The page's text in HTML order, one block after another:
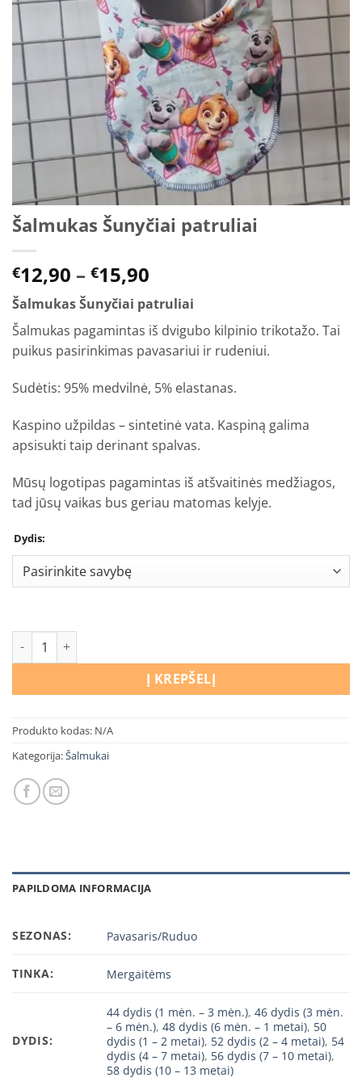
Šalmukas Šunyčiai patruliai
€12,90 – €15,90
range:
€12,90
through
€15,90
Šalmukas Šunyčiai patruliai
Šalmukas pagamintas iš dvigubo kilpinio trikotažo. Tai
puikus pasirinkimas pavasariui ir rudeniui.
Sudėtis: 95% medvilnė, 5% elastanas.
Kaspino užpildas – sintetinė vata. Kaspiną galima
apsisukti taip derinant spalvas.
Mūsų logotipas pagamintas iš atšvaitinės medžiagos,
tad jūsų vaikas bus geriau matomas kelyje.
Dydis:
produkto kiekis: Šalmukas Šunyčiai patruliai
Į KREPŠELĮ
Produkto kodas: N/A
Kategorija:Šalmukai
PAPILDOMA INFORMACIJA
SEZONAS: Pavasaris/Ruduo
TINKA: Mergaitėms
DYDIS:
44 dydis (1 mėn. – 3 mėn.),46 dydis (3 mėn.
– 6 mėn.),48 dydis (6 mėn. – 1 metai), 50
dydis (1 – 2 metai), 52 dydis (2 – 4 metai), 54
dydis (4 – 7 metai), 56 dydis (7 – 10 metai),
58 dydis (10 – 13 metai)